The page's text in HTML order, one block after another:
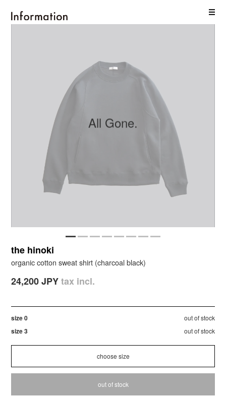
the hinoki
organic cotton sweat shirt (charcoal black)
24,200 JPYtax incl.
size 0 out of stock
size 3 out of stock
out of stock